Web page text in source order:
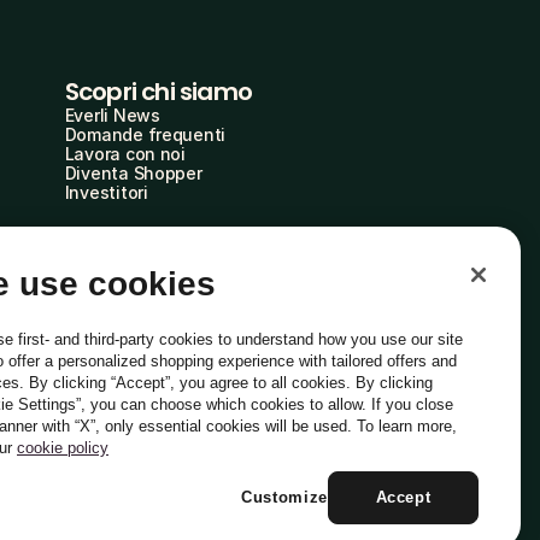
Scopri chi siamo
Everli News
Domande frequenti
Lavora con noi
Diventa Shopper
Investitori
Italiano
use cookies
first- and third-party cookies to understand how you use our site
offer a personalized shopping experience with tailored offers and
By clicking “Accept”, you agree to all cookies. By clicking
Settings”, you can choose which cookies to allow. If you close
with “X”, only essential cookies will be used. To learn more,
cookie policy
Accept
Customize